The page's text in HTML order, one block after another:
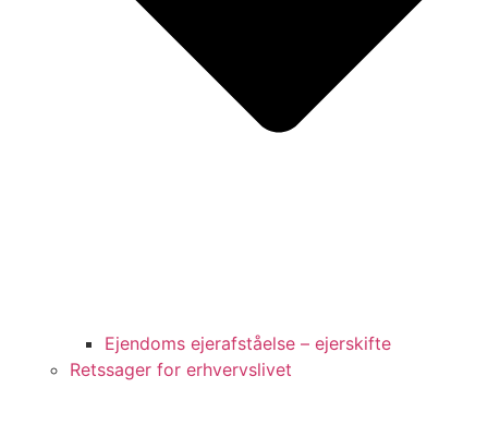
Ejendoms ejerafståelse – ejerskifte
Retssager for erhvervslivet